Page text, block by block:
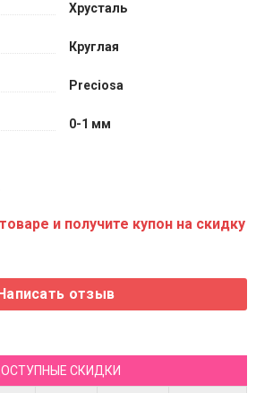
Хрусталь
Круглая
Preciosa
0-1 мм
и получите купон на скидку
СКИДКИ